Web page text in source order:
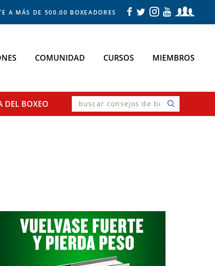
A MÁS DE 500.00 BOXEADORES
COMUNIDAD CURSOS MIEMBROS
DEL BOXEO buscar
consejos
de
boxeo